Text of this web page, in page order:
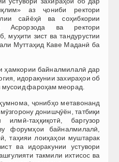
аз ҷониби ректори
сайёҳӣ ва соҳибкории
Асрорзода ва ректори
муҳити зист ва тандурустии
Муттаҳид Каве Маданӣ ба
ҳамкории байналмилалӣ дар
идоракунии захираҳои об
мусоид фароҳам меорад.
ҷонибҳо метавонанд
донишҷӯён, татбиқи
таҳқиқотӣ, баргузор
форумҳои байналмилалӣ,
таҳияи лоиҳаҳои муштарак
ва идоракунии устувори
такмили ихтисос ва